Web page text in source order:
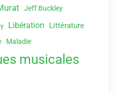
Jeff Buckley
Libération Littérature
Maladie
musicales